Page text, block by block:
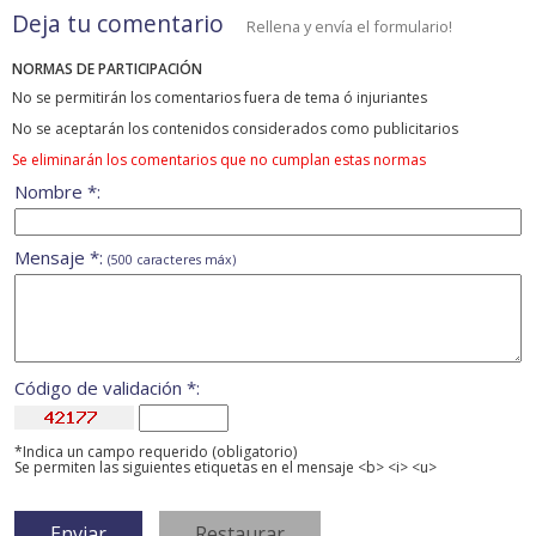
Deja tu comentario Rellena y envía el formulario!
NORMAS DE PARTICIPACIÓN
No se permitirán los comentarios fuera de tema ó injuriantes
No se aceptarán los contenidos considerados como publicitarios
Se eliminarán los comentarios que no cumplan estas normas
Nombre *:
Mensaje *: (500 caracteres máx)
Código de validación *:
*Indica un campo requerido (obligatorio)
Se permiten las siguientes etiquetas en el mensaje <b> <i> <u>